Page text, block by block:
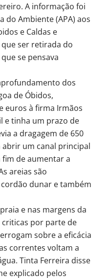
A informação foi
do Ambiente (APA) aos
e Caldas e
ser retirada do
se pensava
dos
de Óbidos,
euros à firma Irmãos
e tinha um prazo de
a dragagem de 650
um canal principal
fim de aumentar a
areias são
dunar e também
e nas margens da
por parte de
sobre a eficácia
correntes voltam a
Tinta Ferreira disse
explicado pelos